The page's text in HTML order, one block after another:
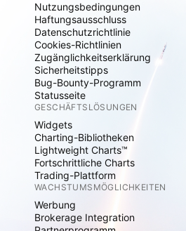
Nutzungsbedingungen
Haftungsausschluss
Datenschutzrichtlinie
Cookies-Richtlinien
Zugänglichkeitserklärung
Sicherheitstipps
Bug-Bounty-Programm
Statusseite
GESCHÄFTSLÖSUNGEN
Widgets
Charting-Bibliotheken
Lightweight Charts™
Fortschrittliche Charts
Trading-Plattform
WACHSTUMSMÖGLICHKEITEN
Werbung
Brokerage Integration